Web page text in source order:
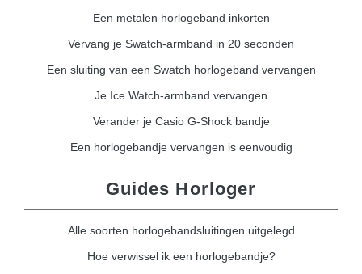
Een metalen horlogeband inkorten
Vervang je Swatch-armband in 20 seconden
Een sluiting van een Swatch horlogeband vervangen
Je Ice Watch-armband vervangen
Verander je Casio G-Shock bandje
Een horlogebandje vervangen is eenvoudig
Guides Horloger
Alle soorten horlogebandsluitingen uitgelegd
Hoe verwissel ik een horlogebandje?